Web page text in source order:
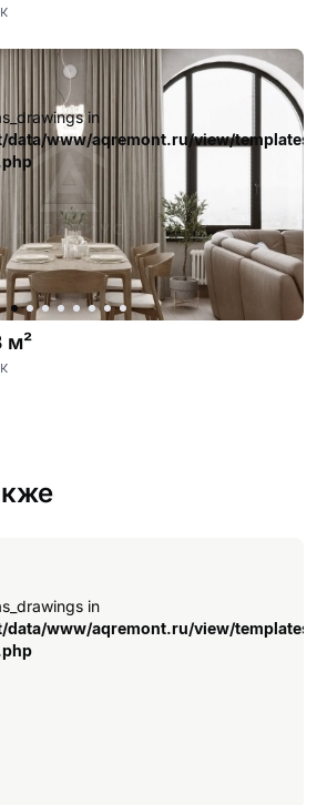
in
www/aqremont.ru/view/
м²
in
www/aqremont.ru/view/